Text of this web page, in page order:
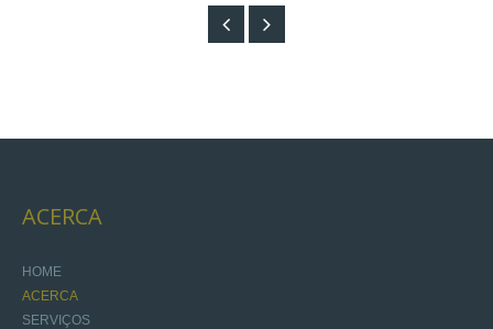
ACERCA
HOME
ACERCA
SERVIÇOS